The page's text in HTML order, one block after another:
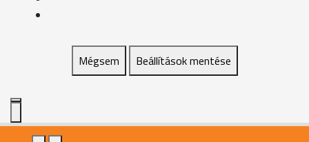
Mégsem Beállítások mentése